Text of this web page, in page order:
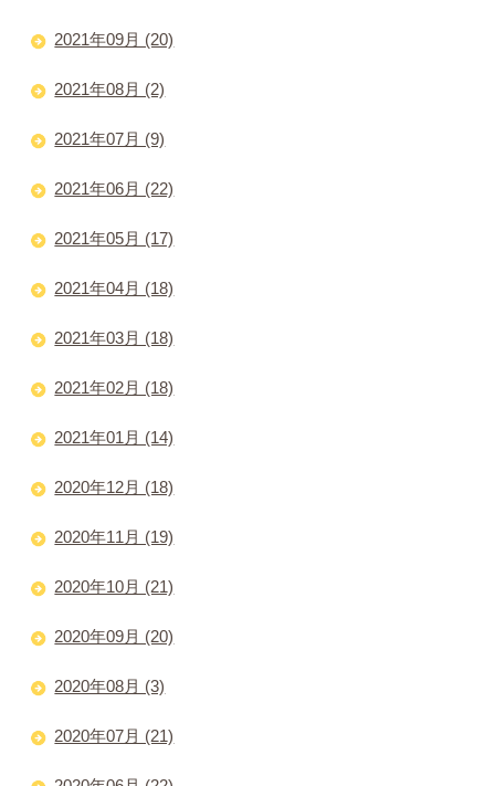
2021年09月 (20)
2021年08月 (2)
2021年07月 (9)
2021年06月 (22)
2021年05月 (17)
2021年04月 (18)
2021年03月 (18)
2021年02月 (18)
2021年01月 (14)
2020年12月 (18)
2020年11月 (19)
2020年10月 (21)
2020年09月 (20)
2020年08月 (3)
2020年07月 (21)